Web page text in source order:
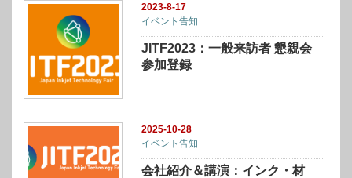
2023-8-17
イベント告知
JITF2023：一般来訪者 懇親会
参加登録
2025-10-28
イベント告知
会社紹介＆講演：インク・材